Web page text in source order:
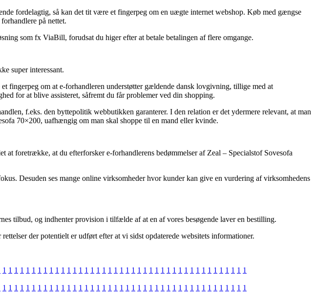
fordelagtig, så kan det tit være et fingerpeg om en uægte internet webshop. Køb med gængse
på nettet.
som fx ViaBill, forudsat du higer efter at betale betalingen af flere omgange.
super interessant.
fingerpeg om at e-forhandleren understøtter gældende dansk lovgivning, tillige med at
for at blive assisteret, såfremt du får problemer ved din shopping.
f.eks. den byttepolitik webbutikken garanterer. I den relation er det ydermere relevant, at man
70×200, uafhængig om man skal shoppe til en mand eller kvinde.
foretrække, at du efterforsker e-forhandlerens bedømmelser af Zeal – Specialstof Sovesofa
Desuden ses mange online virksomheder hvor kunder kan give en vurdering af virksomhedens
tilbud, og indhenter provision i tilfælde af at en af vores besøgende laver en bestilling.
der potentielt er udført efter at vi sidst opdaterede websitets informationer.
1 1 1 1 1 1 1 1 1 1 1 1 1 1 1 1 1 1 1 1 1 1 1 1 1 1 1 1 1 1 1 1 1 1 1 1 1 1 1 1 1 1
1 1 1 1 1 1 1 1 1 1 1 1 1 1 1 1 1 1 1 1 1 1 1 1 1 1 1 1 1 1 1 1 1 1 1 1 1 1 1 1 1 1